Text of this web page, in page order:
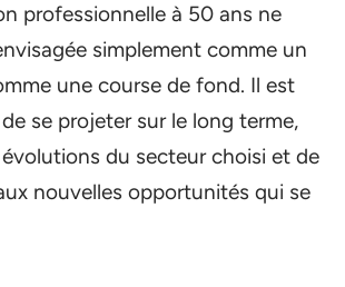
professionnelle à 50 ans ne
simplement comme un
une course de fond. Il est
se projeter sur le long terme,
évolutions du secteur choisi et de
nouvelles opportunités qui se